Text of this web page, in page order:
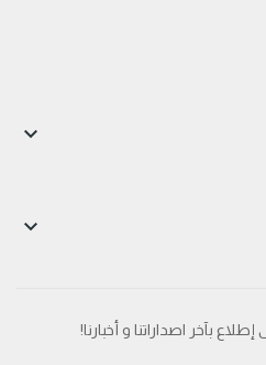


بآخر اصداراتنا و أخبارنا!